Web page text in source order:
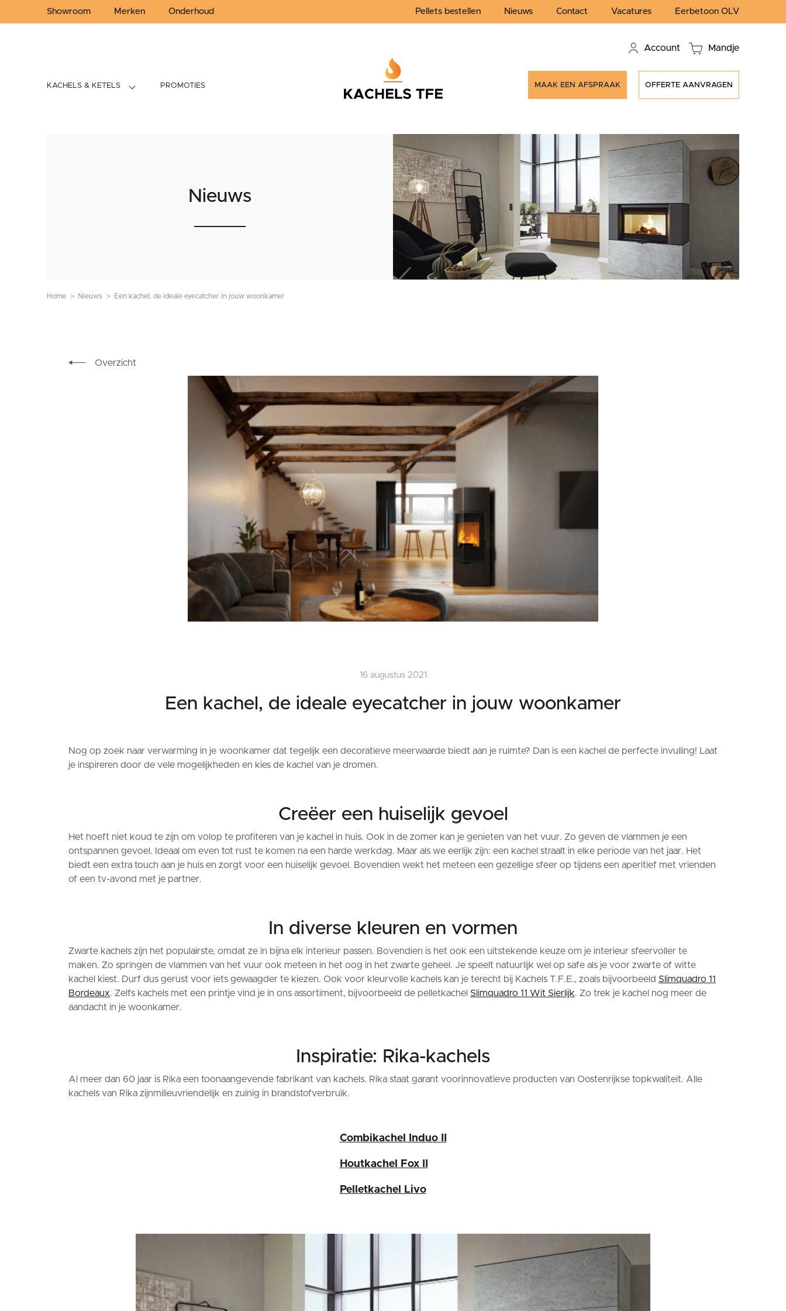
Showroom Merken Onderhoud Pellets bestellen Nieuws Contact Vacatures Eerbetoon OLV
Account Mandje
KACHELS & KETELS PROMOTIES MAAK EEN AFSPRAAK OFFERTE AANVRAGEN
Nieuws
Home Nieuws Een kachel, de ideale eyecatcher in jouw woonkamer
Overzicht
16 augustus 2021
Een kachel, de ideale eyecatcher in jouw woonkamer
Nog op zoek naar verwarming in je woonkamer dat tegelijk een decoratieve meerwaarde biedt aan je ruimte? Dan is een kachel de perfecte invulling! Laat
je inspireren door de vele mogelijkheden en kies de kachel van je dromen.
Creëer een huiselijk gevoel
Het hoeft niet koud te zijn om volop te profiteren van je kachel in huis. Ook in de zomer kan je genieten van het vuur. Zo geven de vlammen je een
ontspannen gevoel. Ideaal om even tot rust te komen na een harde werkdag. Maar als we eerlijk zijn: een kachel straalt in elke periode van het jaar. Het
biedt een extra touch aan je huis en zorgt voor een huiselijk gevoel. Bovendien wekt het meteen een gezellige sfeer op tijdens een aperitief met vrienden
of een tv-avond met je partner.
In diverse kleuren en vormen
Zwarte kachels zijn het populairste, omdat ze in bijna elk interieur passen. Bovendien is het ook een uitstekende keuze om je interieur sfeervoller te
maken. Zo springen de vlammen van het vuur ook meteen in het oog in het zwarte geheel. Je speelt natuurlijk wel op safe als je voor zwarte of witte
kachel kiest. Durf dus gerust voor iets gewaagder te kiezen. Ook voor kleurvolle kachels kan je terecht bij Kachels T.F.E., zoals bijvoorbeeld Slimquadro 11
Bordeaux. Zelfs kachels met een printje vind je in ons assortiment, bijvoorbeeld de pelletkachel Slimquadro 11 Wit Sierlijk. Zo trek je kachel nog meer de
aandacht in je woonkamer.
Inspiratie: Rika-kachels
Al meer dan 60 jaar is Rika een toonaangevende fabrikant van kachels. Rika staat garant voorinnovatieve producten van Oostenrijkse topkwaliteit. Alle
kachels van Rika zijnmilieuvriendelijk en zuinig in brandstofverbruik.
Combikachel Induo II
Houtkachel Fox II
Pelletkachel Livo